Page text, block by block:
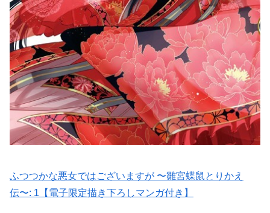
ふつつかな悪女ではございますが 〜雛宮蝶鼠とりかえ
伝〜: 1【電子限定描き下ろしマンガ付き】